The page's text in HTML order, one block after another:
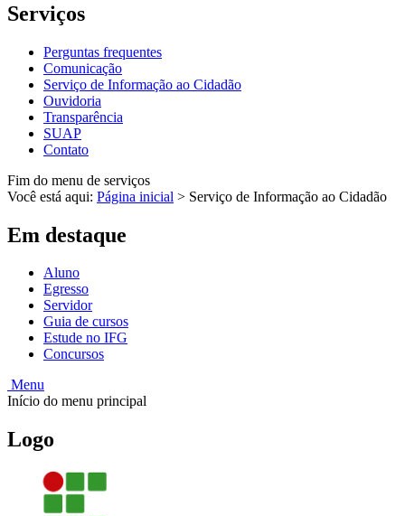
Serviços
Perguntas frequentes
Comunicação
Serviço de Informação ao Cidadão
Ouvidoria
Transparência
SUAP
Contato
Fim do menu de serviços
Você está aqui: Página inicial > Serviço de Informação ao Cidadão
Em destaque
Aluno
Egresso
Servidor
Guia de cursos
Estude no IFG
Concursos
Menu
Início do menu principal
Logo